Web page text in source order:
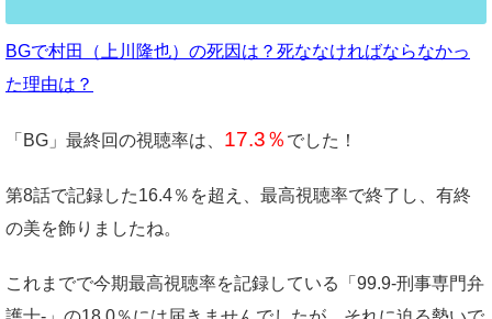
BGで村田（上川隆也）の死因は？死ななければならなかっ
た理由は？
「BG」最終回の視聴率は、 17.3％ でした！
第8話で記録した16.4％を超え、最高視聴率で終了し、有終
の美を飾りましたね。
これまでで今期最高視聴率を記録している「99.9-刑事専門弁